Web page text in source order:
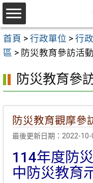
跳
至
主
要
區
首頁 > 行政單位 > 行
區 > 防災教育參訪活動
防災教育參
防災教育觀摩參
最後更新日期：2022-10-
114年度防
中防災教育
選
單